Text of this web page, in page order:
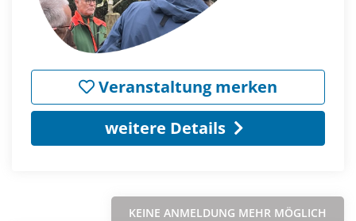
Veranstaltung merken
weitere Details
KEINE ANMELDUNG MEHR MÖGLICH